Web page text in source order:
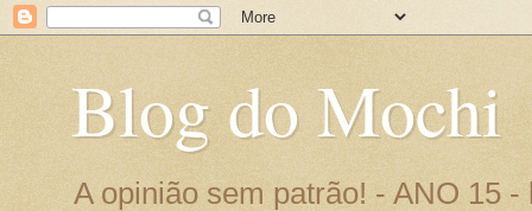
Blog do Mochi
A opinião sem patrão! - ANO 15